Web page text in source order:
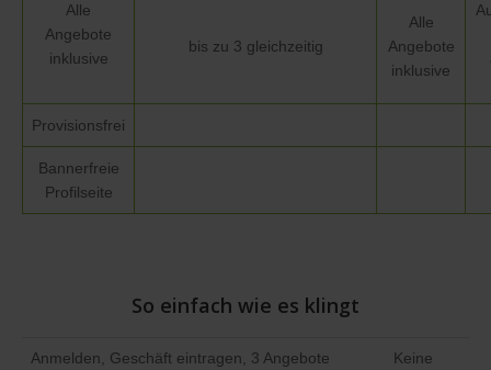
Alle
Angebote
inklusive
bis zu 3 gleichzeitig
Alle
Angebote
inklusive
Provisionsfrei
Bannerfreie
Profilseite
So einfach wie es klingt
Anmelden, Geschäft eintragen, 3 Angebote
Keine